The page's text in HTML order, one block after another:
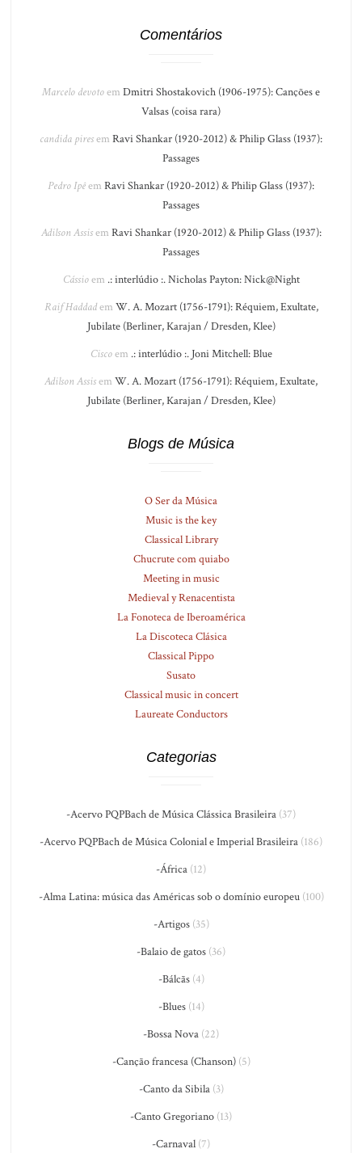
Comentários
Marcelo devotoem Dmitri Shostakovich (1906-1975): Canções e
Valsas (coisa rara)
candida piresem Ravi Shankar (1920-2012) & Philip Glass (1937):
Passages
Pedro Ipêem Ravi Shankar (1920-2012) & Philip Glass (1937):
Passages
Adilson Assisem Ravi Shankar (1920-2012) & Philip Glass (1937):
Passages
Cássioem .: interlúdio :. Nicholas Payton: Nick@Night
Raif Haddadem W. A. Mozart (1756-1791): Réquiem, Exultate,
Jubilate (Berliner, Karajan / Dresden, Klee)
Ciscoem .: interlúdio :. Joni Mitchell: Blue
Adilson Assisem W. A. Mozart (1756-1791): Réquiem, Exultate,
Jubilate (Berliner, Karajan / Dresden, Klee)
Blogs de Música
O Ser da Música
Music is the key
Classical Library
Chucrute com quiabo
Meeting in music
Medieval y Renacentista
La Fonoteca de Iberoamérica
La Discoteca Clásica
Classical Pippo
Susato
Classical music in concert
Laureate Conductors
Categorias
-Acervo PQPBach de Música Clássica Brasileira (37)
-Acervo PQPBach de Música Colonial e Imperial Brasileira (186)
-África (12)
-Alma Latina: música das Américas sob o domínio europeu(100)
-Artigos(35)
-Balaio de gatos (36)
-Bálcãs(4)
-Blues(14)
-Bossa Nova (22)
-Canção francesa (Chanson)(5)
-Canto da Sibila(3)
-Canto Gregoriano (13)
-Carnaval (7)